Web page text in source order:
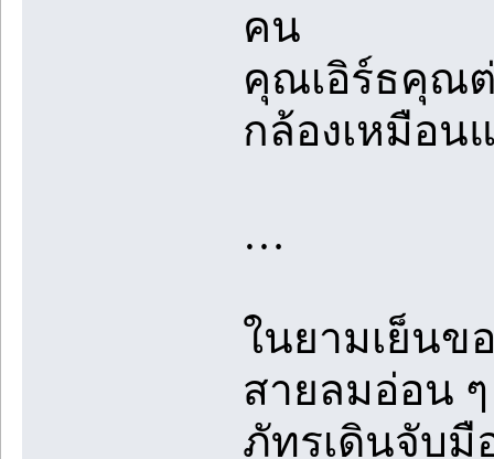
คน
คุณเอิร์ธคุณต่
กล้องเหมือน
…
ในยามเย็นข
สายลมอ่อน
ภัทรเดินจับมื